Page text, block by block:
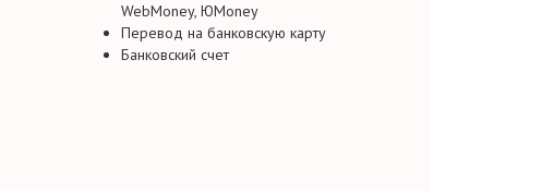
WebMoney, ЮMoney
Перевод на банковскую карту
Банковский счет